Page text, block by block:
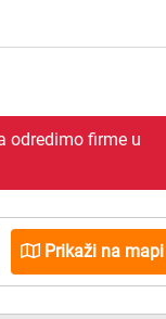
odredimo firme u
Prikaži na mapi